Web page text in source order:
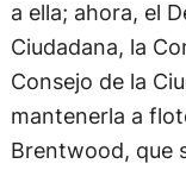
a ella; ahora, el
Ciudadana, la
Consejo de la
mantenerla a
Brentwood, que